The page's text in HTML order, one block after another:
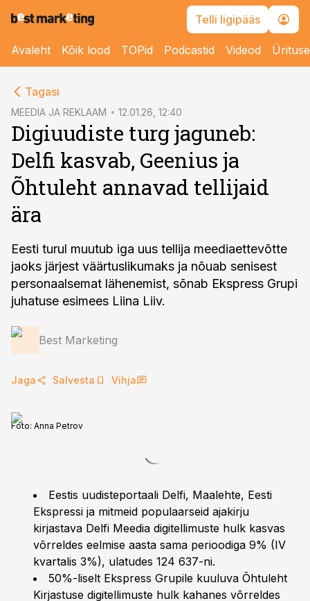
Telli ligipääs
Avaleht Kõik lood TOPid Podcastid Videod
Tagasi
MEEDIA JA REKLAAM 12.01.26, 12:40
Digiuudiste turg jaguneb:
Delfi kasvab, Geenius ja
Õhtuleht annavad tellijaid
ära
Eesti turul muutub iga uus tellija meediaettevõtte
jaoks järjest väärtuslikumaks ja nõuab senisest
personaalsemat lähenemist, sõnab Ekspress Grupi
juhatuse esimees Liina Liiv.
Best Marketing
Jaga Salvesta Vihja
Foto: Anna Petrov
Eestis uudisteportaali Delfi, Maalehte, Eesti
Ekspressi ja mitmeid populaarseid ajakirju
kirjastava Delfi Meedia digitellimuste hulk kasvas
võrreldes eelmise aasta sama perioodiga 9% (IV
kvartalis 3%), ulatudes 124 637-ni.
50%-liselt Ekspress Grupile kuuluva Õhtuleht
Kirjastuse digitellimuste hulk kahanes võrreldes